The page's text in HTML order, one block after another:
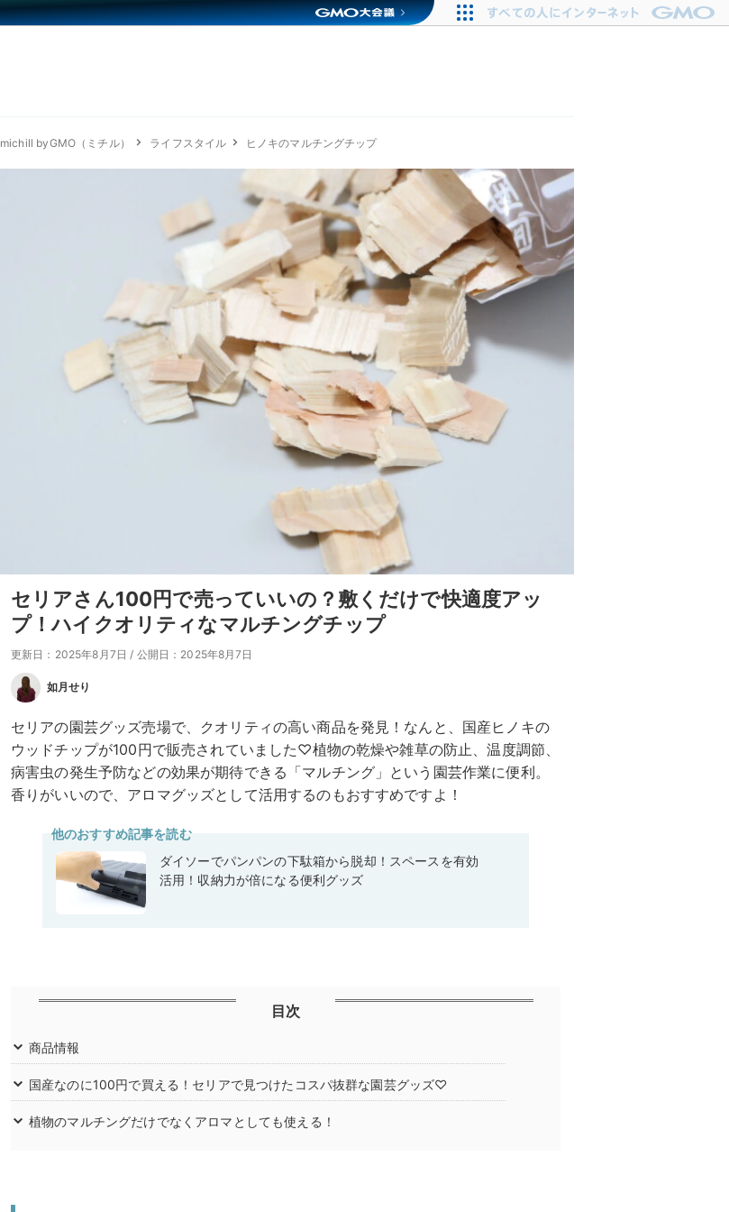
michill byGMO（ミチル） ライフスタイル ヒノキのマルチングチップ
セリアさん100円で売っていいの？敷くだけで快適度アッ
プ！ハイクオリティなマルチングチップ
更新日：2025年8月7日 / 公開日：2025年8月7日
如月せり
セリアの園芸グッズ売場で、クオリティの高い商品を発見！なんと、国産ヒノキの
ウッドチップが100円で販売されていました♡植物の乾燥や雑草の防止、温度調節、
病害虫の発生予防などの効果が期待できる「マルチング」という園芸作業に便利。
香りがいいので、アロマグッズとして活用するのもおすすめですよ！
他のおすすめ記事を読む
ダイソーでパンパンの下駄箱から脱却！スペースを有効
活用！収納力が倍になる便利グッズ
目次
商品情報
国産なのに100円で買える！セリアで見つけたコスパ抜群な園芸グッズ♡
植物のマルチングだけでなくアロマとしても使える！